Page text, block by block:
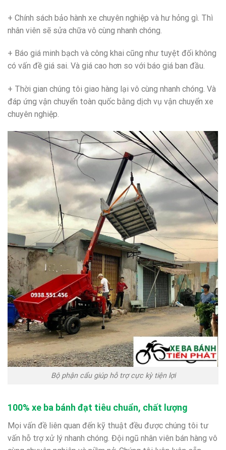
+ Chính sách bảo hành xe chuyên nghiệp và hư hỏng gì. Thì
nhân viên sẽ sửa chữa vô cùng nhanh chóng.
+ Báo giá minh bạch và công khai cũng như tuyệt đối không
có vấn đề giá sai. Và giá cao hơn so với báo giá ban đầu.
+ Thời gian chúng tôi giao hàng lại vô cùng nhanh chóng. Và
đáp ứng vận chuyển toàn quốc bằng dịch vụ vận chuyển xe
chuyên nghiệp.
Bộ phận cẩu giúp hỗ trợ cực kỳ tiện lợi
100% xe ba bánh đạt tiêu chuẩn, chất lượng
Mọi vấn đề liên quan đến kỹ thuật đều được chúng tôi tư
vấn hỗ trợ xử lý nhanh chóng. Đội ngũ nhân viên bán hàng vô